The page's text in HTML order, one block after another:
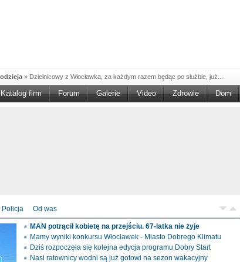
» Dzielnicowy z Włocławka, za każdym razem będąc po służbie, już...
w NGO'»Ruszył nabór w konkursie „Wsparcie Organizacji Wolontariatu w NGO –
» Od czerwca rozpoczął się nowy okres świadczeniowy 800 plus, który
» Policjanci ruchu drogowego przeprowadzili na drogach Włocławka i
Katalog firm Forum Galerie Video Zdrowie Dom
Policja Od was
MAN potrącił kobietę na przejściu. 67-latka nie żyje
Mamy wyniki konkursu Włocławek - Miasto Dobrego Klimatu
Dziś rozpoczęła się kolejna edycja programu Dobry Start
Nasi ratownicy wodni są już gotowi na sezon wakacyjny